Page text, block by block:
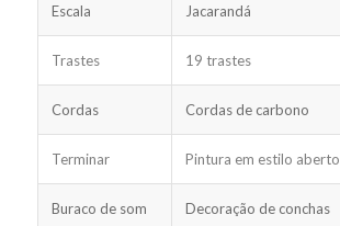
Escala Jacarandá
Trastes 19 trastes
Cordas Cordas de carbono
Terminar Pintura em estilo aberto
Buraco de som Decoração de conchas